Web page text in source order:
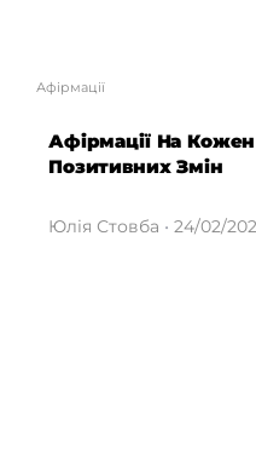
Афірмації
Афірмації На
Позитивних Змін
Юлія Стовба 24/02/